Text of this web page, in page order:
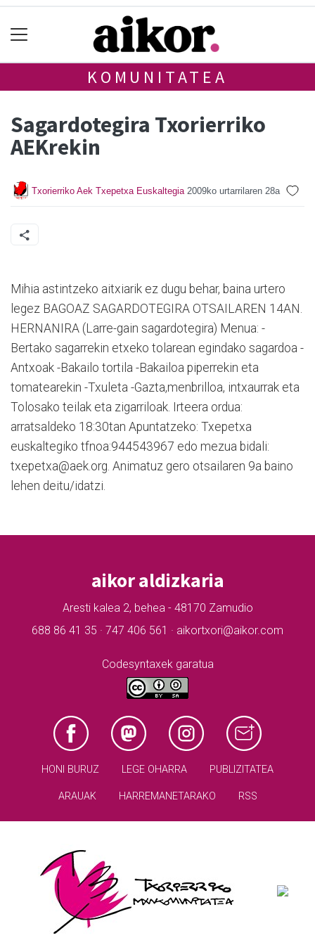
KOMUNITATEA
Sagardotegira Txorierriko
AEKrekin
Txorierriko Aek Txepetxa Euskaltegia 2009ko urtarrilaren 28a
Mihia astintzeko aitxiarik ez dugu behar, baina urtero
legez BAGOAZ SAGARDOTEGIRA OTSAILAREN 14AN.
HERNANIRA (Larre-gain sagardotegira) Menua: -
Bertako sagarrekin etxeko tolarean egindako sagardoa -
Antxoak -Bakailo tortila -Bakailoa piperrekin eta
tomatearekin -Txuleta -Gazta,menbrilloa, intxaurrak eta
Tolosako teilak eta zigarriloak. Irteera ordua:
arratsaldeko 18:30tan Apuntatzeko: Txepetxa
euskaltegiko tfnoa:944543967 edo mezua bidali:
txepetxa@aek.org. Animatuz gero otsailaren 9a baino
lehen deitu/idatzi.
aikor aldizkaria
Aresti kalea 2, behea - 48170 Zamudio
688 86 41 35 · 747 406 561 · aikortxori@aikor.com
Codesyntaxek garatua
HONI BURUZ LEGE OHARRA PUBLIZITATEA
ARAUAK HARREMANETARAKO RSS